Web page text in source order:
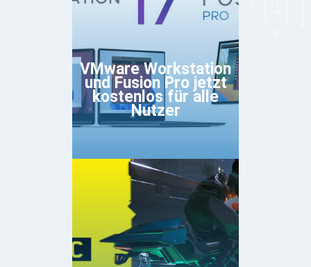
VMware Workstation
und Fusion Pro jetzt
kostenlos für alle
Nutzer